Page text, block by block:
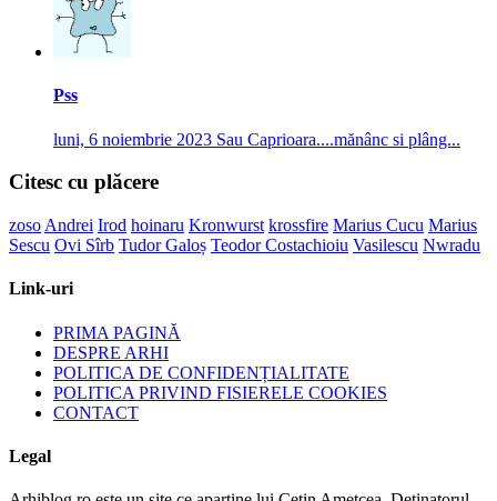
Pss
luni, 6 noiembrie 2023 Sau Caprioara....mănânc si plâng...
Citesc cu plăcere
zoso Andrei Irod hoinaru Kronwurst krossfire Marius Cucu Marius
Sescu Ovi Sîrb Tudor Galoș Teodor Costachioiu Vasilescu Nwradu
Link-uri
PRIMA PAGINĂ
DESPRE ARHI
POLITICA DE CONFIDENȚIALITATE
POLITICA PRIVIND FISIERELE COOKIES
CONTACT
Legal